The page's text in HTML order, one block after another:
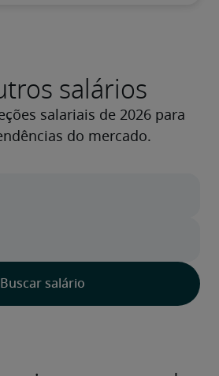
salários